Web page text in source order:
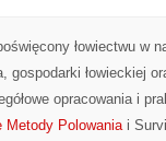
łowiectwu w
gospodarki łowieckiej
opracowania i
Metody Polowaniai